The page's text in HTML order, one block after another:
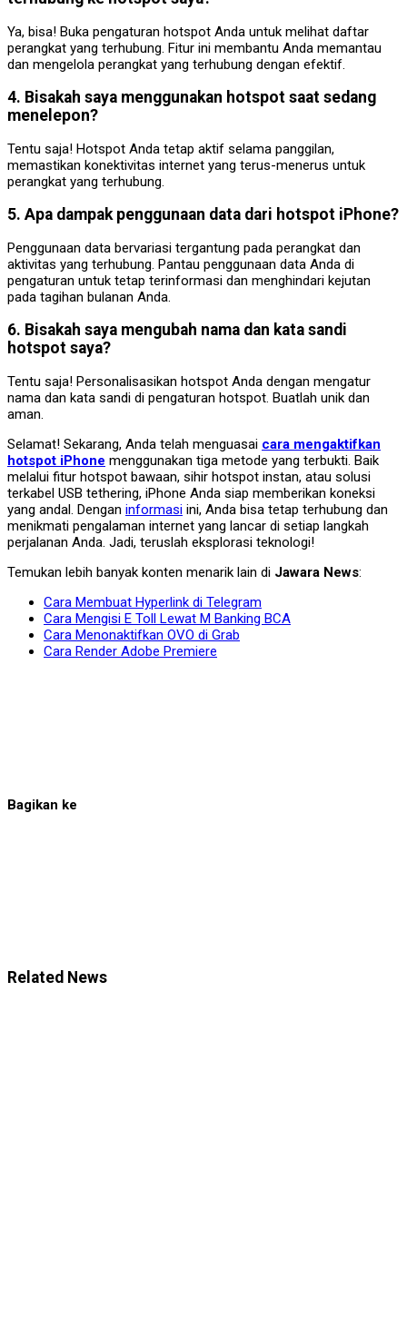
Ya, bisa! Buka pengaturan hotspot Anda untuk melihat daftar
perangkat yang terhubung. Fitur ini membantu Anda memantau
dan mengelola perangkat yang terhubung dengan efektif.
4. Bisakah saya menggunakan hotspot saat sedang
menelepon?
Tentu saja! Hotspot Anda tetap aktif selama panggilan,
memastikan konektivitas internet yang terus-menerus untuk
perangkat yang terhubung.
5. Apa dampak penggunaan data dari hotspot iPhone?
Penggunaan data bervariasi tergantung pada perangkat dan
aktivitas yang terhubung. Pantau penggunaan data Anda di
pengaturan untuk tetap terinformasi dan menghindari kejutan
pada tagihan bulanan Anda.
6. Bisakah saya mengubah nama dan kata sandi
hotspot saya?
Tentu saja! Personalisasikan hotspot Anda dengan mengatur
nama dan kata sandi di pengaturan hotspot. Buatlah unik dan
aman.
Selamat! Sekarang, Anda telah menguasai cara mengaktifkan
hotspot iPhone menggunakan tiga metode yang terbukti. Baik
melalui fitur hotspot bawaan, sihir hotspot instan, atau solusi
terkabel USB tethering, iPhone Anda siap memberikan koneksi
yang andal. Dengan informasi ini, Anda bisa tetap terhubung dan
menikmati pengalaman internet yang lancar di setiap langkah
perjalanan Anda. Jadi, teruslah eksplorasi teknologi!
Temukan lebih banyak konten menarik lain di Jawara News:
Cara Membuat Hyperlink di Telegram
Cara Mengisi E Toll Lewat M Banking BCA
Cara Menonaktifkan OVO di Grab
Cara Render Adobe Premiere
Bagikan ke
Related News